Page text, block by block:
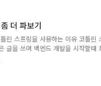
business objects, and
목차 트랜잭션의 커..
더 파보기
린 스프링을 사용하는 이유 코틀린
글을 쓰며 백엔드 개발을 시작할때
타입스크립트라고 생각을 하고 있